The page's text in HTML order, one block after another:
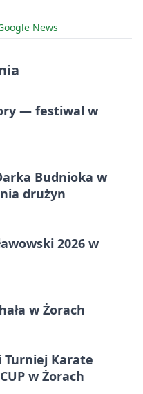
News
— festiwal w
Budnioka w
drużyn
2026 w
w Żorach
Turniej Karate
w Żorach